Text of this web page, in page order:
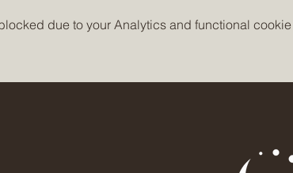
due to your Analytics and functional